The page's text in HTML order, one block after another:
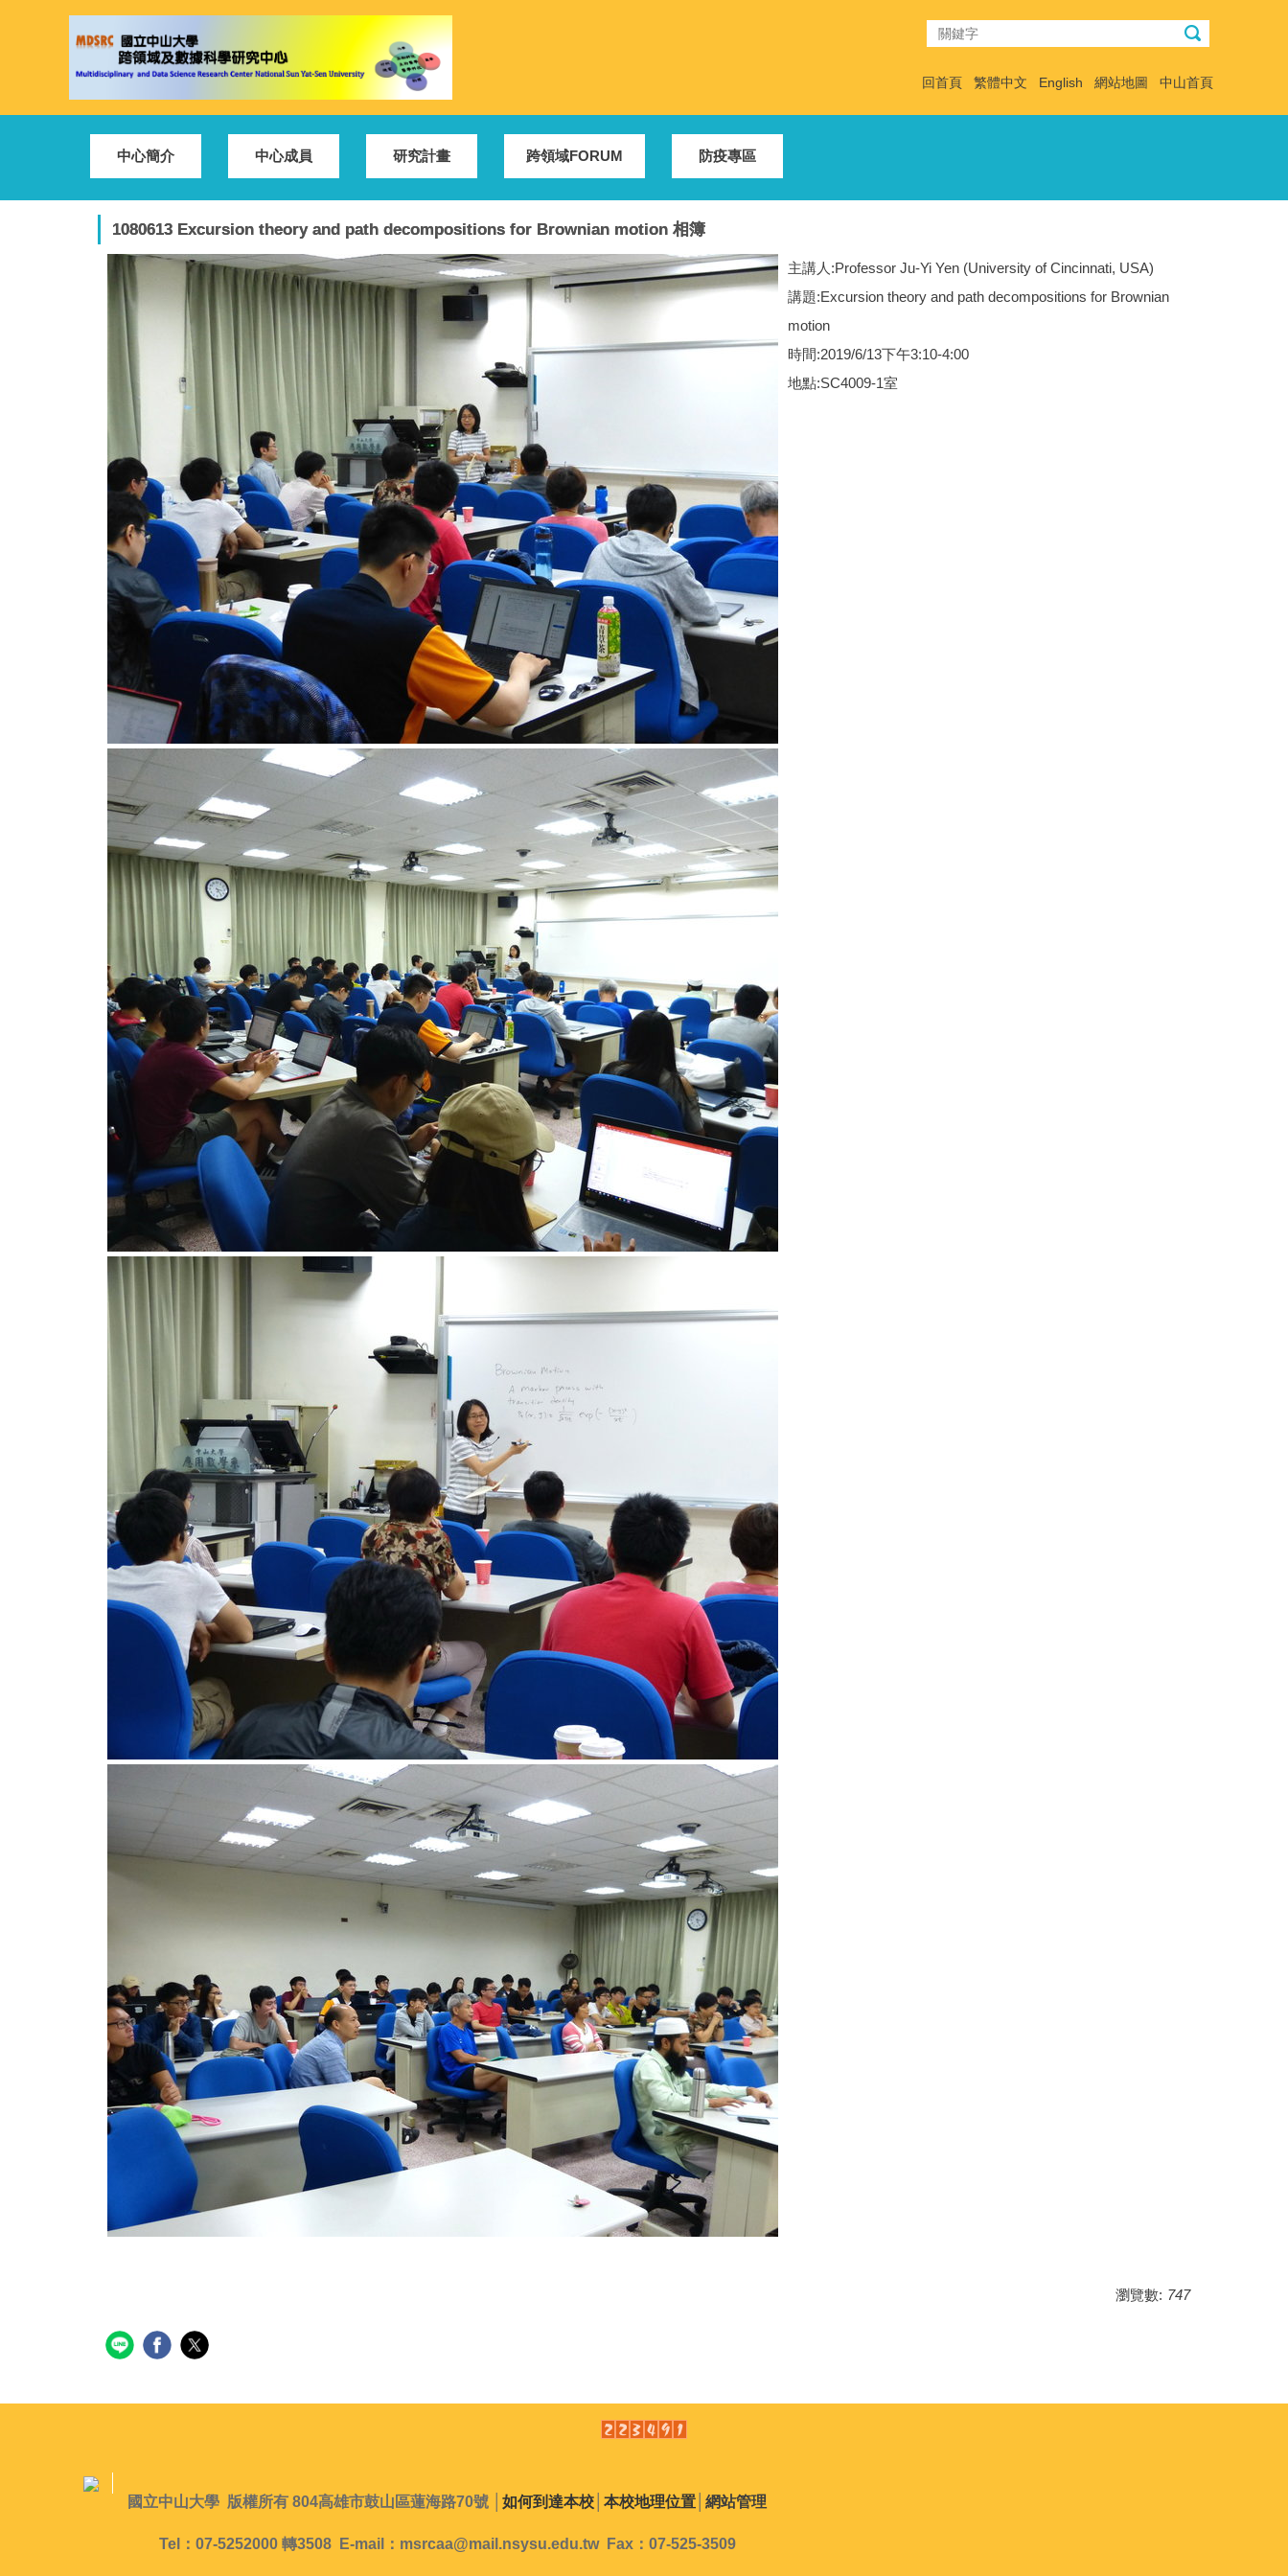
容
回首頁 繁體中文 English 網站地圖 中山首頁
中心簡介 中心成員 研究計畫 跨領域FORUM 防疫專區
1080613 Excursion theory and path decompositions for Brownian motion 相簿
主講人:Professor Ju-Yi Yen (University of Cincinnati, USA)
講題:Excursion theory and path decompositions for Brownian
motion
時間:2019/6/13下午3:10-4:00
地點:SC4009-1室
瀏覽數: 747
國立中山大學 版權所有 804高雄市鼓山區蓮海路70號 │ 如何到達本校 本校地理位置 網站管理
Tel：07-5252000 轉3508 E-mail：msrcaa@mail.nsysu.edu.tw Fax：07-525-3509